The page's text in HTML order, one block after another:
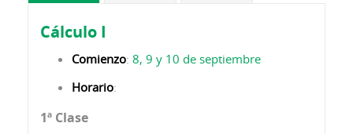
Cálculo I
Comienzo: 8, 9 y 10 de septiembre
Horario:
1ª Clase